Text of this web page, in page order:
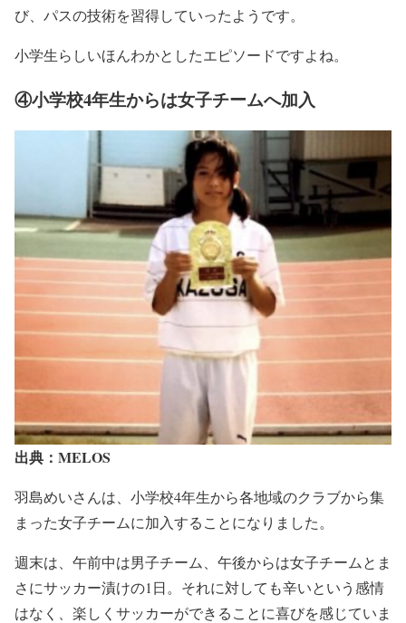
び、パスの技術を習得していったようです。
小学生らしいほんわかとしたエピソードですよね。
④小学校4年生からは女子チームへ加入
出典：MELOS
羽島めいさんは、小学校4年生から各地域のクラブから集
まった女子チームに加入することになりました。
週末は、午前中は男子チーム、午後からは女子チームとま
さにサッカー漬けの1日。それに対しても辛いという感情
はなく、楽しくサッカーができることに喜びを感じていま